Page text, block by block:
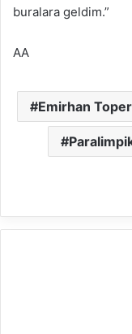
buralara geldim.”
AA
Emirhan Toper